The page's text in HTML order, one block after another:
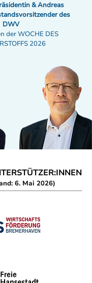
& Andreas
des
DWV
der WOCHE DES
2026
6. Mai 2026)